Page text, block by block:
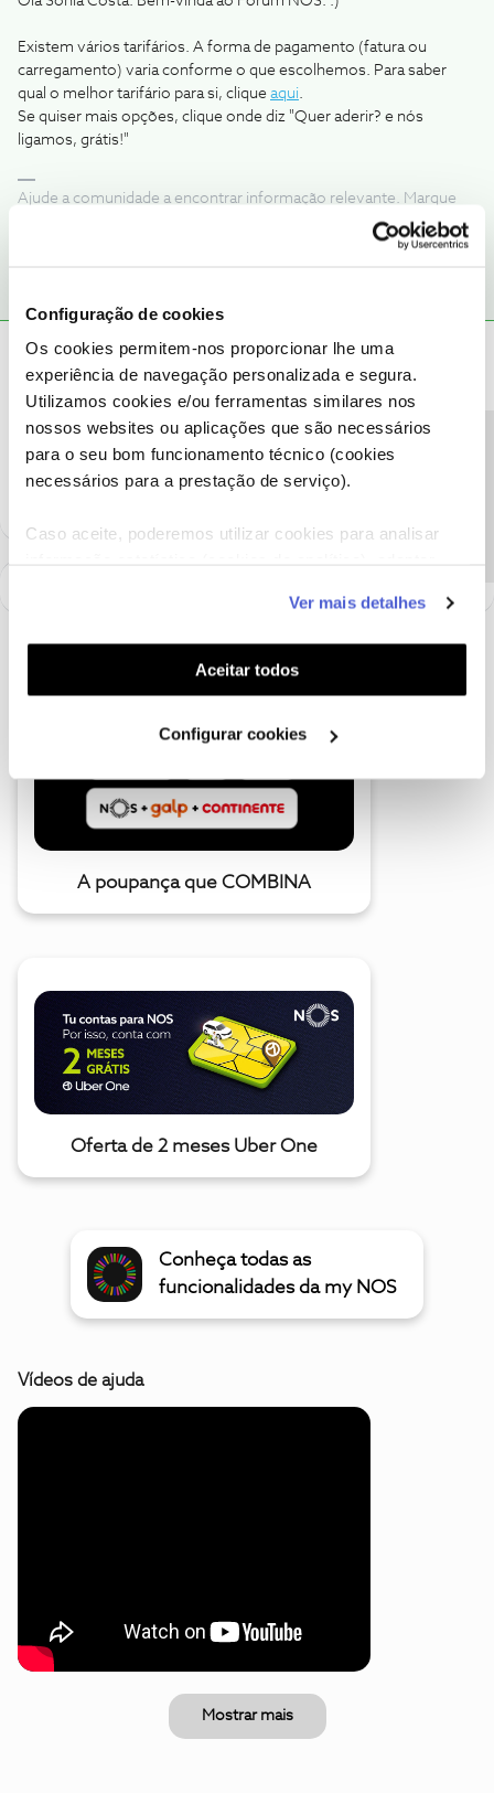
Configuração de cookies
Os cookies permitem-nos proporcionar lhe uma
experiência de navegação personalizada e segura.
Utilizamos cookies e/ou ferramentas similares nos
nossos websites ou aplicações que são necessários
para o seu bom funcionamento técnico (cookies
necessários para a prestação de serviço).
Caso aceite, poderemos utilizar cookies para analisar
funcionalidades (cookies de personalização e
funcionalidade) e adaptar anúncios aos seus interesses
(cookies de publicidade personalizada). Pode gerir a
utilização dos cookies clicando em "Configurar
Ver mais detalhes
Aceitar todos
Configurar cookies
Existem vários tarifários. A forma de pagamento (fatura ou
carregamento) varia conforme o que escolhemos. Para saber
qual o melhor tarifário para si, clique aqui.
Se quiser mais opções, clique onde diz "Quer aderir? e nós
ligamos, grátis!"
Ajude a comunidade a encontrar informação relevante. Marque
como "Melhor Resposta" e faça "Like" nos melhores comentários.
K KIKAS69 Forum|Forum|7 years ago
40mp que raramente atinge e pago em media 50.00.
estou a pensar em mudar de operadora.
A poupança que COMBINA
Oferta de 2 meses Uber One
Conheça todas as
funcionalidades da my NOS
Vídeos de ajuda
Mostrar mais